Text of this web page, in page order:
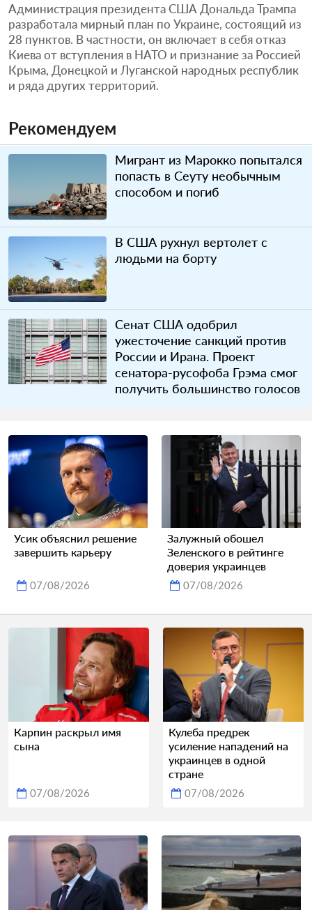
Администрация президента США Дональда Трампа
разработала мирный план по Украине, состоящий из
28 пунктов. В частности, он включает в себя отказ
Киева от вступления в НАТО и признание за Россией
Крыма, Донецкой и Луганской народных республик
и ряда других территорий.
Рекомендуем
Мигрант из Марокко попытался
попасть в Сеуту необычным
способом и погиб
В США рухнул вертолет с
людьми на борту
Сенат США одобрил
ужесточение санкций против
России и Ирана. Проект
сенатора-русофоба Грэма смог
получить большинство голосов
Усик объяснил решение
завершить карьеру
07/08/2026
Залужный обошел
Зеленского в рейтинге
доверия украинцев
07/08/2026
Карпин раскрыл имя
сына
07/08/2026
Кулеба предрек
усиление нападений на
украинцев в одной
стране
07/08/2026